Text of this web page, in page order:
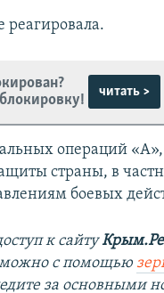
реагировала.
читать >
операций «А»,
страны, в
боевых
к сайту
с помощью
за основными